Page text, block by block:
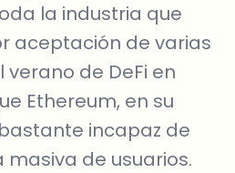
la industria que
aceptación de varias
verano de DeFi en
Ethereum, en su
incapaz de
de usuarios.